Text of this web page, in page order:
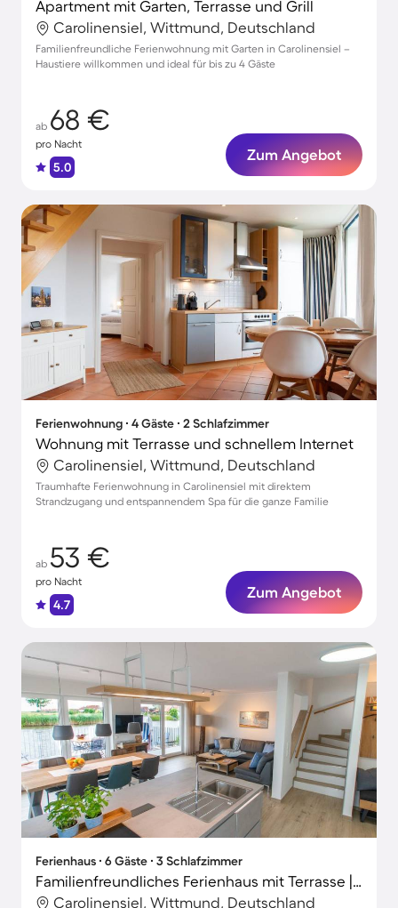
Apartment mit Garten, Terrasse und Grill
Carolinensiel, Wittmund, Deutschland
Familienfreundliche Ferienwohnung mit Garten in Carolinensiel –
Haustiere willkommen und ideal für bis zu 4 Gäste
ab 68 €
pro Nacht
5.0
Zum Angebot
Ferienwohnung ∙ 4 Gäste ∙ 2 Schlafzimmer
Wohnung mit Terrasse und schnellem Internet
Carolinensiel, Wittmund, Deutschland
Traumhafte Ferienwohnung in Carolinensiel mit direktem
Strandzugang und entspannendem Spa für die ganze Familie
ab 53 €
pro Nacht
4.7
Zum Angebot
Ferienhaus ∙ 6 Gäste ∙ 3 Schlafzimmer
Familienfreundliches Ferienhaus mit Terrasse | Seeblick | Haustiere erlaubt
Carolinensiel, Wittmund, Deutschland